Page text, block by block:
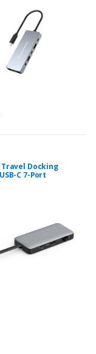
Travel Docking
C 7-Port